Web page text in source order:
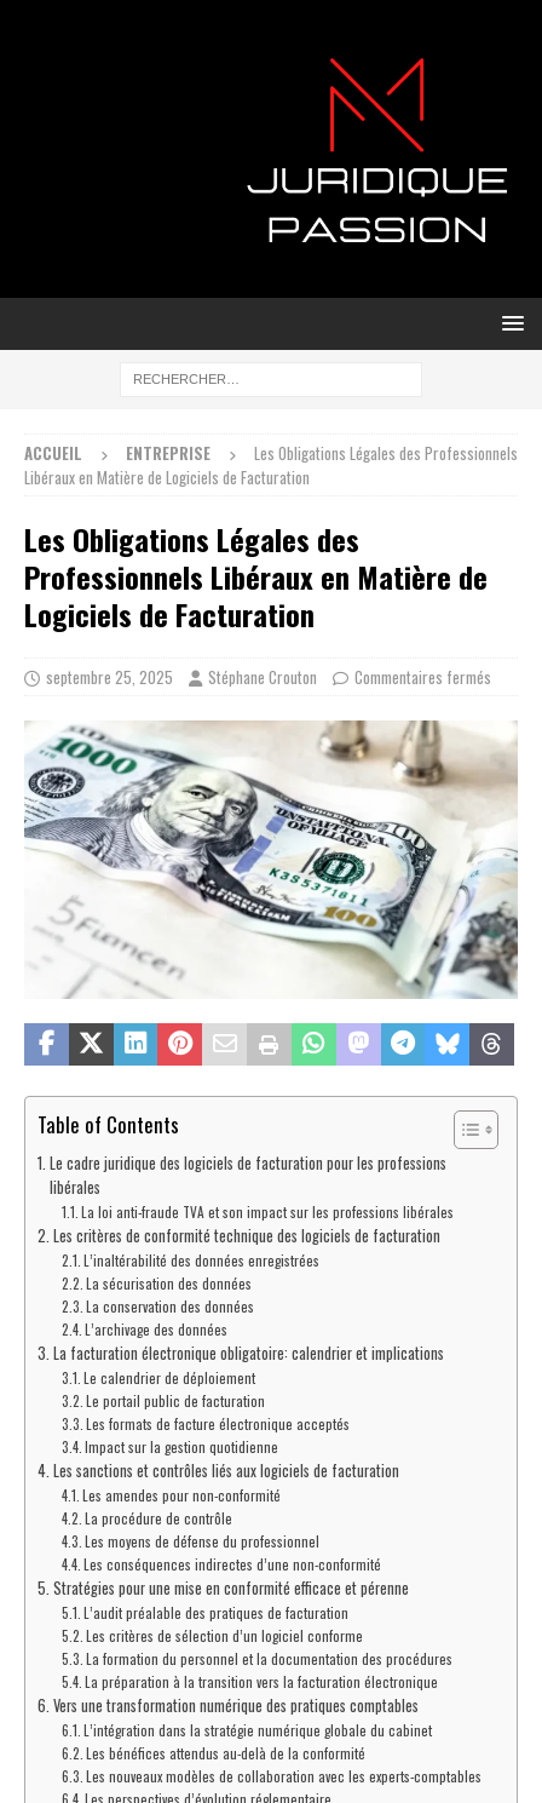
ACCUEIL ENTREPRISE
Les Obligations Légales des Professionnels
Libéraux en Matière de Logiciels de Facturation
Les Obligations Légales des
Professionnels Libéraux en Matière de
Logiciels de Facturation
septembre 25, 2025 Stéphane Crouton Commentaires fermés
Table of Contents
Le cadre juridique des logiciels de facturation pour les professions
libérales
La loi anti-fraude TVA et son impact sur les professions libérales
Les critères de conformité technique des logiciels de facturation
L’inaltérabilité des données enregistrées
La sécurisation des données
La conservation des données
L’archivage des données
La facturation électronique obligatoire: calendrier et implications
Le calendrier de déploiement
Le portail public de facturation
Les formats de facture électronique acceptés
Impact sur la gestion quotidienne
Les sanctions et contrôles liés aux logiciels de facturation
Les amendes pour non-conformité
La procédure de contrôle
Les moyens de défense du professionnel
Les conséquences indirectes d’une non-conformité
Stratégies pour une mise en conformité efficace et pérenne
L’audit préalable des pratiques de facturation
Les critères de sélection d’un logiciel conforme
La formation du personnel et la documentation des procédures
La préparation à la transition vers la facturation électronique
Vers une transformation numérique des pratiques comptables
L’intégration dans la stratégie numérique globale du cabinet
Les bénéfices attendus au-delà de la conformité
Les nouveaux modèles de collaboration avec les experts-comptables
Les perspectives d’évolution réglementaire